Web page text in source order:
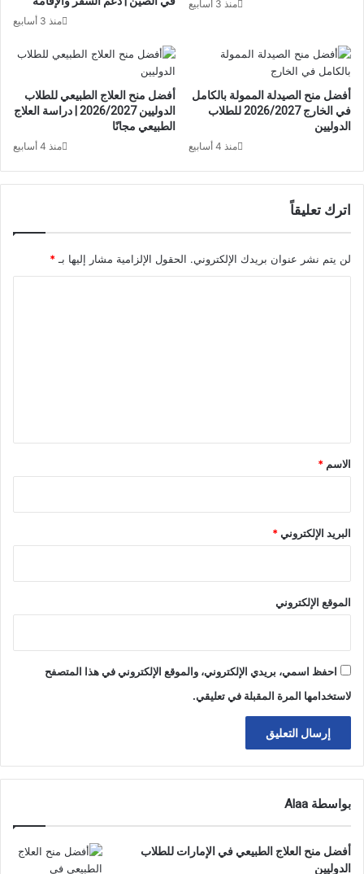
منذ 3 أسابيع
منذ 3 أسابيع
أفضل منح العلاج الطبيعي للطلاب
الدوليين 2026/2027 | دراسة العلاج
الطبيعي مجانًا
منذ 4 أسابيع
أفضل منح الصيدلة الممولة بالكامل
في الخارج 2026/2027 للطلاب
الدوليين
منذ 4 أسابيع
اترك تعليقاً
لن يتم نشر عنوان بريدك الإلكتروني. الحقول الإلزامية مشار إليها بـ *
*
الاسم *
البريد الإلكتروني*
الموقع الإلكتروني
احفظ اسمي، بريدي الإلكتروني، والموقع الإلكتروني في هذا المتصفح
لاستخدامها المرة المقبلة في تعليقي.
بواسطة Alaa
أفضل منح العلاج الطبيعي في الإمارات للطلاب
الدوليين